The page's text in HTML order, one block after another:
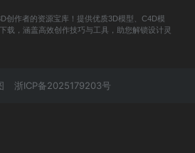
创作者的资源宝库！提供优质3D模型、C4D模
载，涵盖高效创作技巧与工具，助您解锁设计灵
浙ICP备2025179203号